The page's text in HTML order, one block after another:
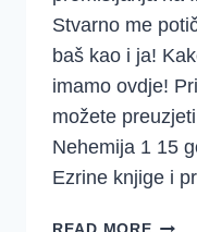
Stvarno me
baš kao i ja!
imamo ovdje!
možete
Nehemija 1 15
Ezrine knjige i